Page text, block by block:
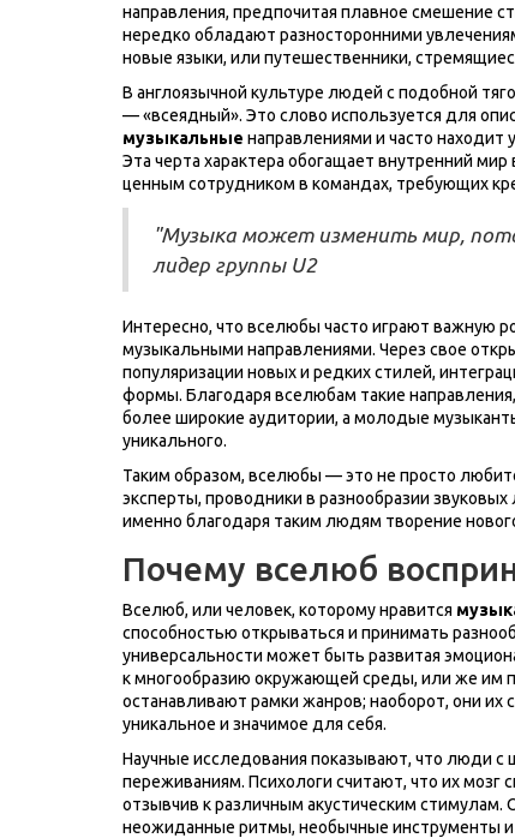
направления, предпочитая плавное смешение
нередко обладают разносторонними
новые языки, или путешественники,
В англоязычной культуре людей с подобной
— «всеядный». Это слово используется для
музыкальные направлениями и часто
Эта черта характера обогащает внутренний
ценным сотрудником в командах, требующих
"Музыка может изменить мир,
лидер группы U2
Интересно, что вселюбы часто играют важную
музыкальными направлениями. Через свое
популяризации новых и редких стилей,
формы. Благодаря вселюбам такие
более широкие аудитории, а молодые
уникального.
Таким образом, вселюбы — это не просто
эксперты, проводники в разнообразии
именно благодаря таким людям творение
Почему вселюб
Вселюб, или человек, которому нравится
способностью открываться и принимать
универсальности может быть развитая
к многообразию окружающей среды, или же им
останавливают рамки жанров; наоборот, они
уникальное и значимое для себя.
Научные исследования показывают, что люди
переживаниям. Психологи считают, что их мозг
отзывчив к различным акустическим
неожиданные ритмы, необычные инструменты